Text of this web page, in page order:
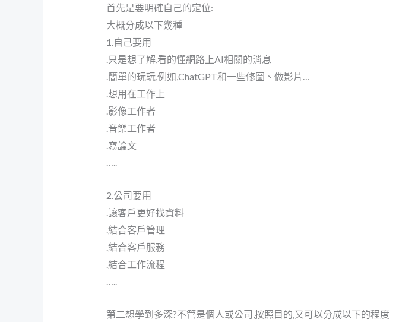
首先是要明確自己的定位:
大概分成以下幾種
1.自己要用
.只是想了解,看的懂網路上AI相關的消息
.簡單的玩玩,例如,ChatGPT和一些修圖、做影片…
.想用在工作上
.影像工作者
.音樂工作者
.寫論文
…..
2.公司要用
.讓客戶更好找資料
.結合客戶管理
.結合客戶服務
.結合工作流程
…..
第二想學到多深?不管是個人或公司,按照目的,又可以分成以下的程度